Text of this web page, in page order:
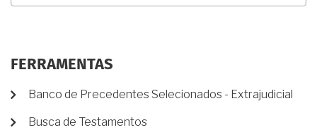
FERRAMENTAS
Banco de Precedentes Selecionados - Extrajudicial
Busca de Testamentos